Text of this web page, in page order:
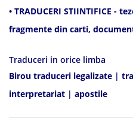
• TRADUCERI STIINTIFICE -
fragmente din carti,
Traduceri in orice limba
Birou traduceri legalizate |
interpretariat | apostile